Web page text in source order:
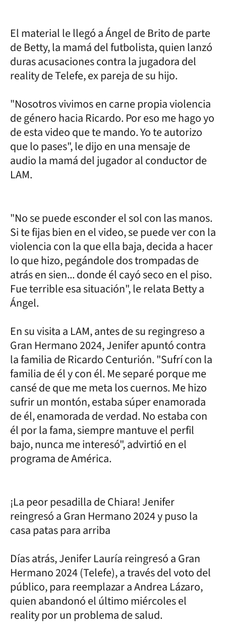
El material le llegó a Ángel de Brito de parte
de Betty, la mamá del futbolista, quien lanzó
duras acusaciones contra la jugadora del
reality de Telefe, ex pareja de su hijo.
"Nosotros vivimos en carne propia violencia
de género hacia Ricardo. Por eso me hago yo
de esta video que te mando. Yo te autorizo
que lo pases", le dijo en una mensaje de
audio la mamá del jugador al conductor de
LAM.
"No se puede esconder el sol con las manos.
Si te fijas bien en el video, se puede ver con la
violencia con la que ella baja, decida a hacer
lo que hizo, pegándole dos trompadas de
atrás en sien... donde él cayó seco en el piso.
Fue terrible esa situación", le relata Betty a
Ángel.
En su visita a LAM, antes de su regingreso a
Gran Hermano 2024, Jenifer apuntó contra
la familia de Ricardo Centurión. "Sufrí con la
familia de él y con él. Me separé porque me
cansé de que me meta los cuernos. Me hizo
sufrir un montón, estaba súper enamorada
de él, enamorada de verdad. No estaba con
él por la fama, siempre mantuve el perfil
bajo, nunca me interesó", advirtió en el
programa de América.
¡La peor pesadilla de Chiara! Jenifer
reingresó a Gran Hermano 2024 y puso la
casa patas para arriba
Días atrás, Jenifer Lauría reingresó a Gran
Hermano 2024 (Telefe), a través del voto del
público, para reemplazar a Andrea Lázaro,
quien abandonó el último miércoles el
reality por un problema de salud.